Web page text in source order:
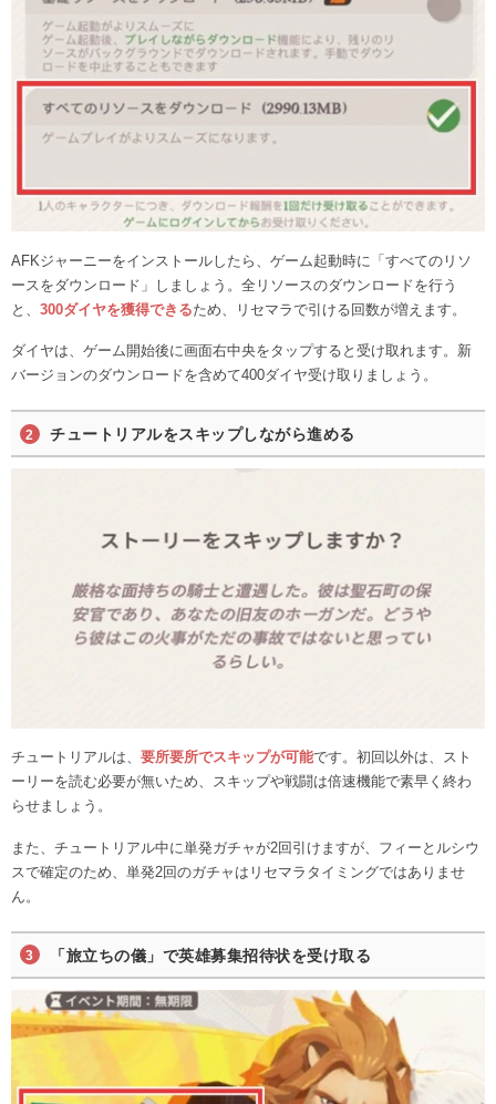
AFKジャーニーをインストールしたら、ゲーム起動時に「すべてのリソ
ースをダウンロード」しましょう。全リソースのダウンロードを行う
と、 300ダイヤを獲得できるため、リセマラで引ける回数が増えます。
ダイヤは、ゲーム開始後に画面右中央をタップすると受け取れます。新
バージョンのダウンロードを含めて400ダイヤ受け取りましょう。
チュートリアルをスキップしながら進める
チュートリアルは、 要所要所でスキップが可能です。初回以外は、スト
ーリーを読む必要が無いため、スキップや戦闘は倍速機能で素早く終わ
らせましょう。
また、チュートリアル中に単発ガチャが2回引けますが、フィーとルシウ
スで確定のため、単発2回のガチャはリセマラタイミングではありませ
ん。
「旅立ちの儀」で英雄募集招待状を受け取る